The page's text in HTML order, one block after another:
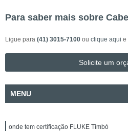
Para saber mais sobre
Ligue para (41) 3015-7100 ou clique aqui e
Solicite um
MENU
onde tem certificação FLUKE Timbó